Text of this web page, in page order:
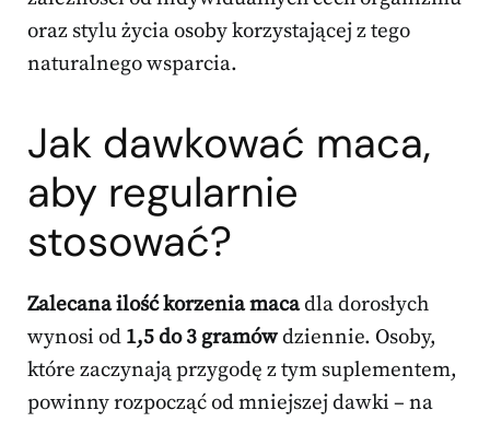
oraz stylu życia osoby korzystającej z tego
naturalnego wsparcia.
Jak dawkować maca,
aby regularnie
stosować?
Zalecana ilość korzenia macadla dorosłych
wynosi od 1,5 do 3 gramówdziennie. Osoby,
które zaczynają przygodę z tym suplementem,
powinny rozpocząć od mniejszej dawki – na